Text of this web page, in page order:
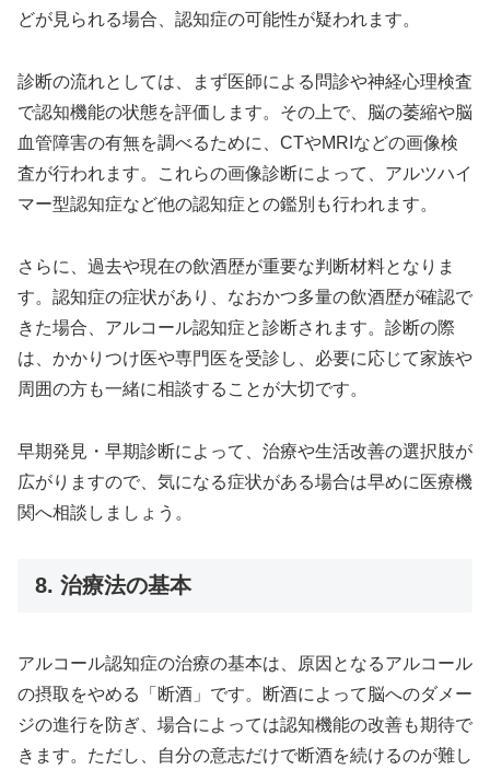
どが見られる場合、認知症の可能性が疑われます。
診断の流れとしては、まず医師による問診や神経心理検査
で認知機能の状態を評価します。その上で、脳の萎縮や脳
血管障害の有無を調べるために、CTやMRIなどの画像検
査が行われます。これらの画像診断によって、アルツハイ
マー型認知症など他の認知症との鑑別も行われます。
さらに、過去や現在の飲酒歴が重要な判断材料となりま
す。認知症の症状があり、なおかつ多量の飲酒歴が確認で
きた場合、アルコール認知症と診断されます。診断の際
は、かかりつけ医や専門医を受診し、必要に応じて家族や
周囲の方も一緒に相談することが大切です。
早期発見・早期診断によって、治療や生活改善の選択肢が
広がりますので、気になる症状がある場合は早めに医療機
関へ相談しましょう。
8. 治療法の基本
アルコール認知症の治療の基本は、原因となるアルコール
の摂取をやめる「断酒」です。断酒によって脳へのダメー
ジの進行を防ぎ、場合によっては認知機能の改善も期待で
きます。ただし、自分の意志だけで断酒を続けるのが難し